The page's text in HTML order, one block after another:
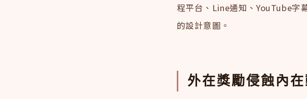
程平台、Line通知、YouTube字
的設計意圖。
外在獎勵侵蝕內